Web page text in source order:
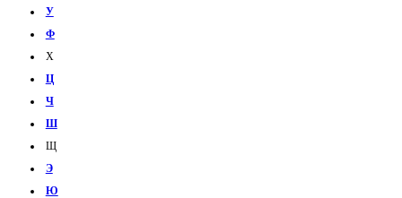
У
Ф
Х
Ц
Ч
Ш
Щ
Э
Ю